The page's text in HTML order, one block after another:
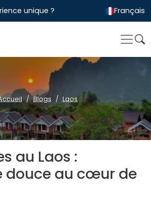
unique ? Français
Blogs Laos
au Laos :
douce au cœur de